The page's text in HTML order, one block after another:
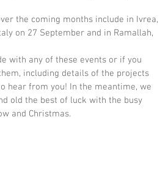
the coming months include in Ivrea,
on 27 September and in Ramallah,
with any of these events or if you
including details of the projects
hear from you! In the meantime, we
old the best of luck with the busy
and Christmas.